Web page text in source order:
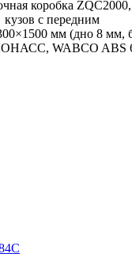
коробка ZQC2000,
с передним
мм (дно 8 мм,
WABCO ABS